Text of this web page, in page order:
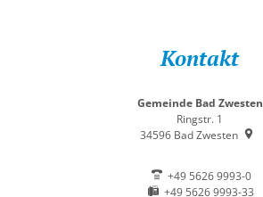
Kontakt
Gemeinde Bad Zwesten
Ringstr. 1
34596 Bad Zwesten
+49 5626 9993-0
+49 5626 9993-33